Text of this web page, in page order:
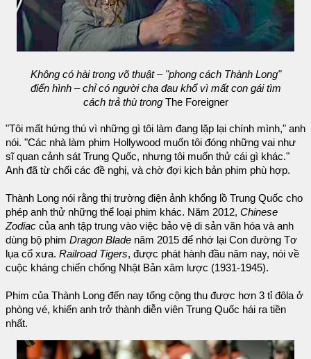
Không có hài trong võ thuật – "phong cách Thành Long"
điển hình – chỉ có người cha đau khổ vì mất con gái tìm
cách trả thù trongThe Foreigner
"Tôi mất hứng thú vì những gì tôi làm đang lặp lại chính mình," anh
nói. "Các nhà làm phim Hollywood muốn tôi đóng những vai như
sĩ quan cảnh sát Trung Quốc, nhưng tôi muốn thử cái gì khác."
Anh đã từ chối các đề nghị, và chờ đợi kịch bản phim phù hợp.
Thành Long nói rằng thị trường điện ảnh khổng lồ Trung Quốc cho
phép anh thử những thể loại phim khác. Năm 2012, Chinese
Zodiac của anh tập trung vào việc bảo vệ di sản văn hóa và anh
dùng bộ phim Dragon Blade năm 2015 để nhớ lại Con đường Tơ
lụa cổ xưa. Railroad Tigers, được phát hành đầu năm nay, nói về
cuộc kháng chiến chống Nhật Bản xâm lược (1931-1945).
Phim của Thành Long đến nay tổng cộng thu được hơn 3 tỉ đôla ở
phòng vé, khiến anh trở thành diễn viên Trung Quốc hái ra tiền
nhất.